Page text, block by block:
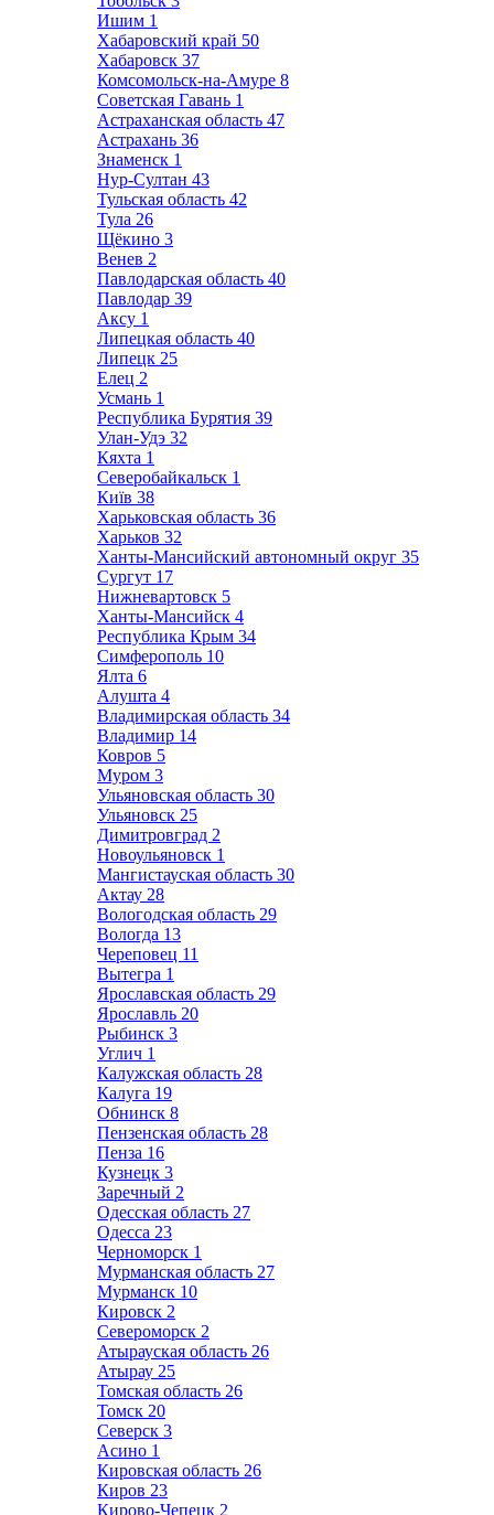
Ишим 1
Хабаровский край 50
Хабаровск 37
Комсомольск-на-Амуре 8
Советская Гавань 1
Астраханская область 47
Астрахань 36
Знаменск 1
Нур-Султан 43
Тульская область 42
Тула 26
Щёкино 3
Венев 2
Павлодарская область 40
Павлодар 39
Аксу 1
Липецкая область 40
Липецк 25
Елец 2
Усмань 1
Республика Бурятия 39
Улан-Удэ 32
Кяхта 1
Северобайкальск 1
Київ 38
Харьковская область 36
Харьков 32
Ханты-Мансийский автономный округ 35
Сургут 17
Нижневартовск 5
Ханты-Мансийск 4
Республика Крым 34
Симферополь 10
Ялта 6
Алушта 4
Владимирская область 34
Владимир 14
Ковров 5
Муром 3
Ульяновская область 30
Ульяновск 25
Димитровград 2
Новоульяновск 1
Мангистауская область 30
Актау 28
Вологодская область 29
Вологда 13
Череповец 11
Вытегра 1
Ярославская область 29
Ярославль 20
Рыбинск 3
Углич 1
Калужская область 28
Калуга 19
Обнинск 8
Пензенская область 28
Пенза 16
Кузнецк 3
Заречный 2
Одесская область 27
Одесса 23
Черноморск 1
Мурманская область 27
Мурманск 10
Кировск 2
Североморск 2
Атырауская область 26
Атырау 25
Томская область 26
Томск 20
Северск 3
Асино 1
Кировская область 26
Киров 23
Кирово-Чепецк 2